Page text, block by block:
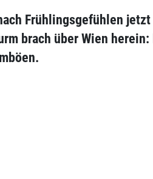
Frühlingsgefühlen
brach über Wien